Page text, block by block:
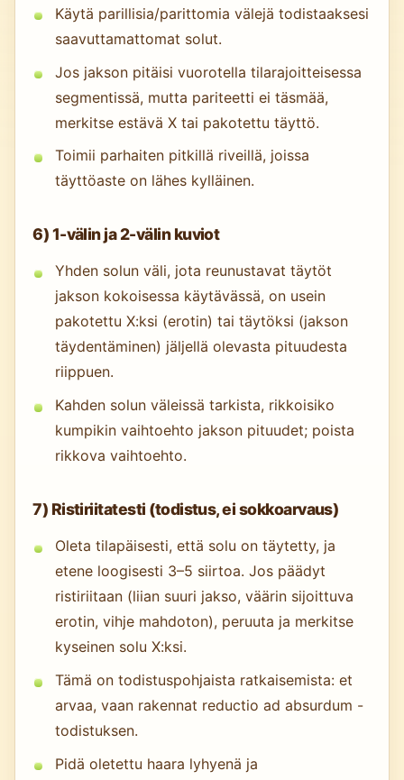
Käytä parillisia/parittomia välejä todistaaksesi
saavuttamattomat solut.
Jos jakson pitäisi vuorotella tilarajoitteisessa
segmentissä, mutta pariteetti ei täsmää,
merkitse estävä X tai pakotettu täyttö.
Toimii parhaiten pitkillä riveillä, joissa
täyttöaste on lähes kylläinen.
6) 1-välin ja 2-välin kuviot
Yhden solun väli, jota reunustavat täytöt
jakson kokoisessa käytävässä, on usein
pakotettu X:ksi (erotin) tai täytöksi (jakson
täydentäminen) jäljellä olevasta pituudesta
riippuen.
Kahden solun väleissä tarkista, rikkoisiko
kumpikin vaihtoehto jakson pituudet; poista
rikkova vaihtoehto.
7) Ristiriitatesti (todistus, ei sokkoarvaus)
Oleta tilapäisesti, että solu on täytetty, ja
etene loogisesti 3–5 siirtoa. Jos päädyt
ristiriitaan (liian suuri jakso, väärin sijoittuva
erotin, vihje mahdoton), peruuta ja merkitse
kyseinen solu X:ksi.
Tämä on todistuspohjaista ratkaisemista: et
arvaa, vaan rakennat reductio ad absurdum -
todistuksen.
Pidä oletettu haara lyhyenä ja